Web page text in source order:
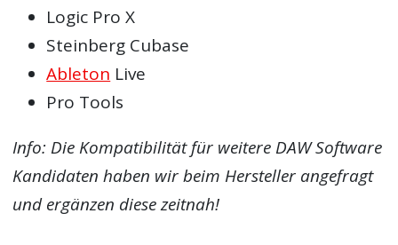
Logic Pro X
Steinberg Cubase
Ableton Live
Pro Tools
Info: Die Kompatibilität für weitere DAW Software
Kandidaten haben wir beim Hersteller angefragt
und ergänzen diese zeitnah!